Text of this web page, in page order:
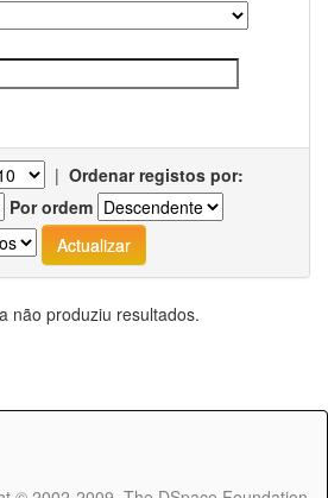
| Ordenar registos por:
Por ordem
não produziu resultados.